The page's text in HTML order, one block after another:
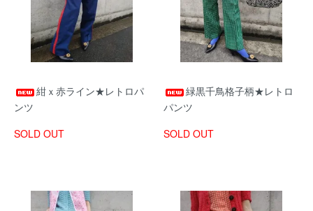
紺ｘ赤ライン★レトロパ
ンツ
SOLD OUT
緑黒千鳥格子柄★レトロ
パンツ
SOLD OUT